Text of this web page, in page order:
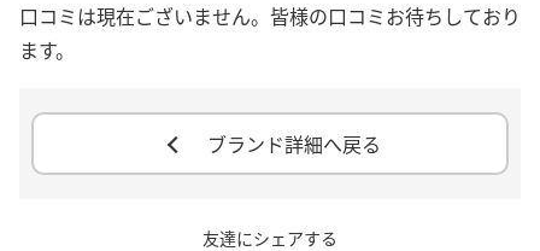
口コミは現在ございません。皆様の口コミお待ちしており
ます。
ブランド詳細へ戻る
友達にシェアする